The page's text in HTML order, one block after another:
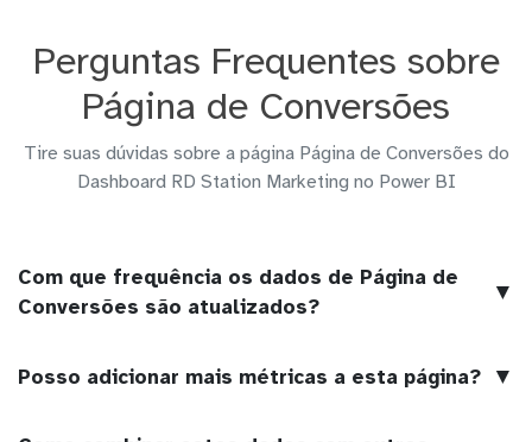
Perguntas Frequentes sobre
Página de Conversões
Tire suas dúvidas sobre a página Página de Conversões do
Dashboard RD Station Marketing no Power BI
Com que frequência os dados de Página de
Conversões são atualizados?
▼
Posso adicionar mais métricas a esta página? ▼